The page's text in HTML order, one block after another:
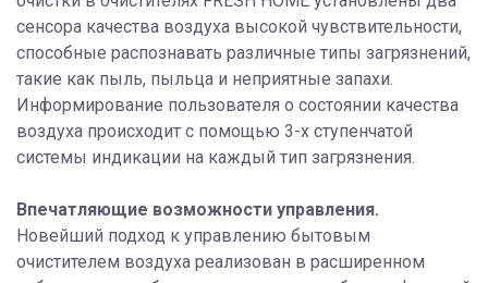
сенсора качества воздуха высокой чувствительности,
способные распознавать различные типы загрязнений,
такие как пыль, пыльца и неприятные запахи.
Информирование пользователя о состоянии качества
воздуха происходит с помощью 3-х ступенчатой
системы индикации на каждый тип загрязнения.
Впечатляющие возможности управления.
Новейший подход к управлению бытовым
очистителем воздуха реализован в расширенном